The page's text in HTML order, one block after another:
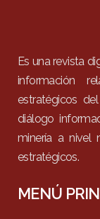
Es una revista
información
estratégicos
diálogo
minería a nivel
estratégicos.
MENÚ